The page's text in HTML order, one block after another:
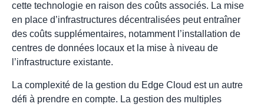
cette technologie en raison des coûts associés. La mise
en place d’infrastructures décentralisées peut entraîner
des coûts supplémentaires, notamment l’installation de
centres de données locaux et la mise à niveau de
l’infrastructure existante.
La complexité de la gestion du Edge Cloud est un autre
défi à prendre en compte. La gestion des multiples